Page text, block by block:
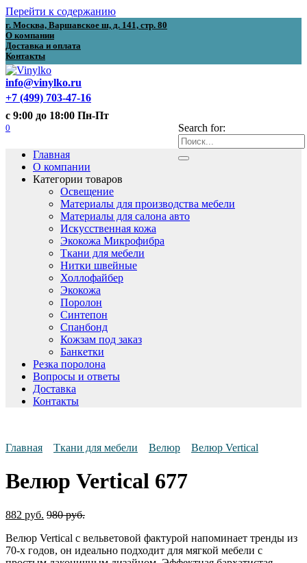
Перейти к содержанию
г. Москва, Варшавское ш, д. 141, стр. 80
О компании
Доставка и оплата
Контакты
info@vinylko.ru
+7 (499) 703-47-16
с 9:00 до 18:00 Пн-Пт
Search for:
0
Главная
О компании
Категории товаров
Освещение
Материалы для производства мебели
Материалы для салона авто
Искусственная кожа
Экокожа Микрофибра
Ткани для мебели
Нитки швейные
Холлофайбер
Экокожа
Поролон
Синтепон
Спанбонд
Кожзам под заказ
Банкетки
Резка поролона
Вопросы и ответы
Доставка
Контакты
Главная Ткани для мебели Велюр Велюр Vertical
Велюр Vertical 677
882 руб. 980руб.
Велюр Vertical с вельветовой фактурой напоминает тренды из
70-х годов, он идеально подходит для мягкой мебели с